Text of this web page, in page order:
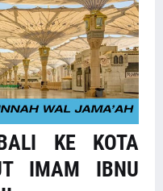
KE KOTA
IMAM IBNU